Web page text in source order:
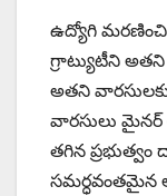
ఉద్యోగి
గ్రాట్యుటీని
అతని
వారసులు
తగిన